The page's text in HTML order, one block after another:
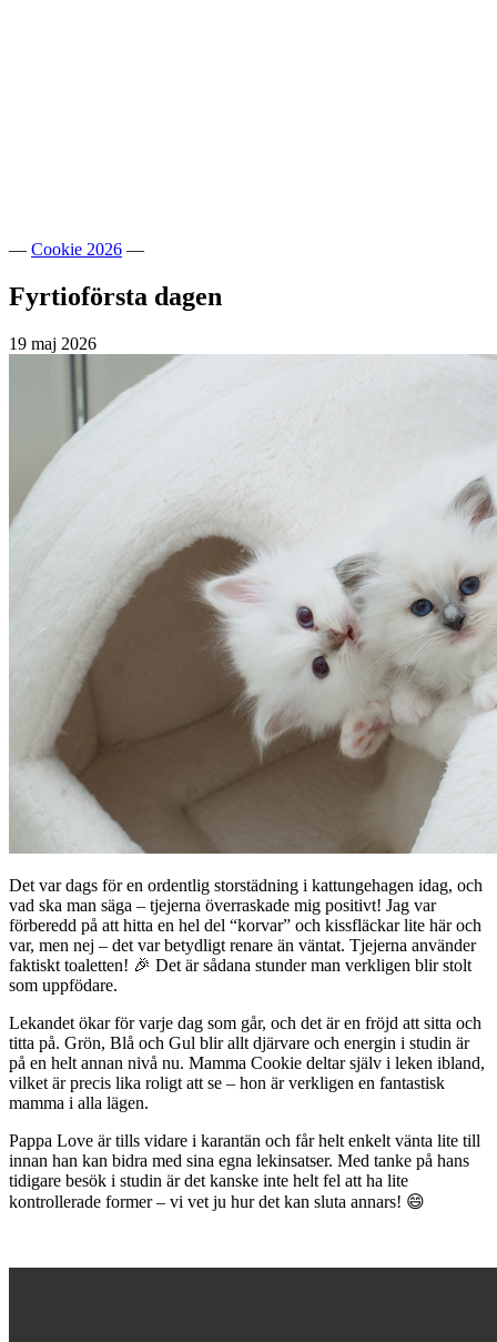
— Cookie 2026 —
Fyrtioförsta dagen
19 maj 2026
Det var dags för en ordentlig storstädning i kattungehagen idag, och
vad ska man säga – tjejerna överraskade mig positivt! Jag var
förberedd på att hitta en hel del “korvar” och kissfläckar lite här och
var, men nej – det var betydligt renare än väntat. Tjejerna använder
faktiskt toaletten! 🎉 Det är sådana stunder man verkligen blir stolt
som uppfödare.
Lekandet ökar för varje dag som går, och det är en fröjd att sitta och
titta på. Grön, Blå och Gul blir allt djärvare och energin i studin är
på en helt annan nivå nu. Mamma Cookie deltar själv i leken ibland,
vilket är precis lika roligt att se – hon är verkligen en fantastisk
mamma i alla lägen.
Pappa Love är tills vidare i karantän och får helt enkelt vänta lite till
innan han kan bidra med sina egna lekinsatser. Med tanke på hans
tidigare besök i studin är det kanske inte helt fel att ha lite
kontrollerade former – vi vet ju hur det kan sluta annars! 😄